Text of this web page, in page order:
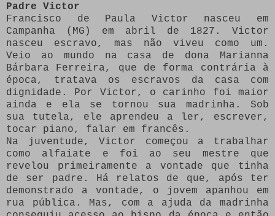
Padre Victor
Francisco de Paula Victor nasceu em
Campanha (MG) em abril de 1827. Victor
nasceu escravo, mas não viveu como um.
Veio ao mundo na casa de dona Marianna
Bárbara Ferreira, que de forma contrária à
época, tratava os escravos da casa com
dignidade. Por Victor, o carinho foi maior
ainda e ela se tornou sua madrinha. Sob
sua tutela, ele aprendeu a ler, escrever,
tocar piano, falar em francês.
Na juventude, Victor começou a trabalhar
como alfaiate e foi ao seu mestre que
revelou primeiramente a vontade que tinha
de ser padre. Há relatos de que, após ter
demonstrado a vontade, o jovem apanhou em
rua pública. Mas, com a ajuda da madrinha